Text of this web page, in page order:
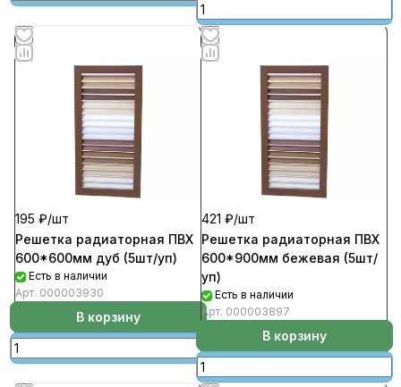
195 ₽/шт
Решетка радиаторная ПВХ
600*600мм дуб (5шт/уп)
Есть в наличии
Арт. 000003930
В корзину
421 ₽/шт
Решетка радиаторная ПВХ
600*900мм бежевая (5шт/
уп)
Есть в наличии
Арт. 000003897
В корзину